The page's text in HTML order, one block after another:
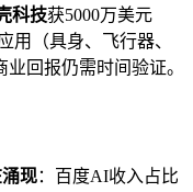
科技获5000万美元
用（具身、飞行器、
回报仍需时间验证。
现：百度AI收入占比